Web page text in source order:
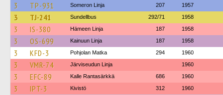
3 TP-931 Someron Linja 207 1957
3 TJ-241 Sundellbus 292/71 1958
3 IS-380 Hämeen Linja 187 1958
3 OS-699 Kainuun Linja 187 1958
3 KFD-3 Pohjolan Matka 294 1960
3 VMR-74 Järviseudun Linja 1960
3 EFC-89 Kalle Rantasärkkä 686 1960
3 IPT-3 Kivistö 312 1960